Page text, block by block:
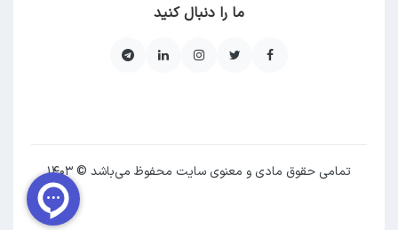
ما را دنبال کنید
تمامی حقوق مادی و معنوی سایت محفوظ می‌باشد © ۱۴۰۳